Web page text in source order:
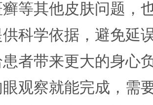
等其他皮肤问题，
科学依据，避免延
者带来更大的身心
观察就能完成，需